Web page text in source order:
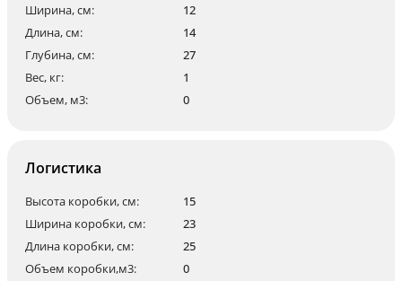
Ширина, см:
12
Длина, см:
14
Глубина, см:
27
Вес, кг:
1
Объем, м3:
0
Логистика
Высота коробки, см:
15
Ширина коробки, см:
23
Длина коробки, см:
25
Объем коробки,м3:
0